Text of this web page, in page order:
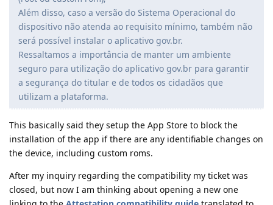
Além disso, caso a versão do Sistema Operacional do
dispositivo não atenda ao requisito mínimo, também não
será possível instalar o aplicativo gov.br.
Ressaltamos a importância de manter um ambiente
seguro para utilização do aplicativo gov.br para garantir
a segurança do titular e de todos os cidadãos que
utilizam a plataforma.
This basically said they setup the App Store to block the
installation of the app if there are any identifiable changes on
the device, including custom roms.
After my inquiry regarding the compatibility my ticket was
closed, but now I am thinking about opening a new one